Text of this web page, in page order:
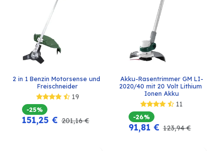
2 in 1 Benzin Motorsense und
Freischneider
19
-25%
151,25 € 201,16€
Akku-Rasentrimmer GM LI-
2020/40 mit 20 Volt Lithium
Ionen Akku
11
-26%
91,81 € 123,94€